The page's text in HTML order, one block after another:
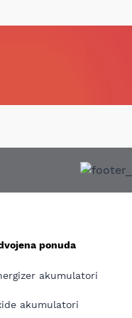
ponuda
akumulatori
akumulatori